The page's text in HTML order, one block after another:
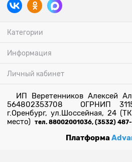
Категории
Информация
Личный кабинет
ИП Веретенников Алексей
564802353708 ОГРНИП
г.Оренбург, ул.Шоссейная, 24
место) тел. 88002001036, (3532)
Платформа